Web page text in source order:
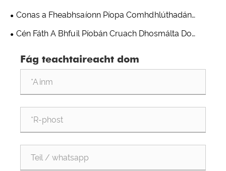
haghaidh Trealamh Cóireála Séarachais Bainistíocht
Fuíolluisce Nua-Aimseartha a Fheabhsú
Conas a Fheabhsaíonn Píopa Comhdhlúthadán
Cruach Dhosmálta Córais Malartaithe Teasa?
Cén Fáth A Bhfuil Píobán Cruach Dhosmálta Do
Teacht ar an Rogha is Fearr d'Ionaid Sonraí Ard-
Éifeachtúlachta
Fág teachtaireacht dom